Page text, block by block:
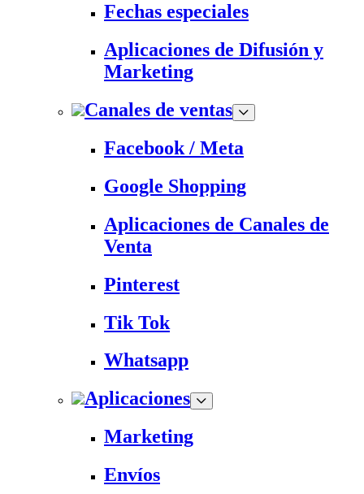
Fechas especiales
Aplicaciones de Difusión y
Marketing
Canales de ventas
Facebook / Meta
Google Shopping
Aplicaciones de Canales de
Venta
Pinterest
Tik Tok
Whatsapp
Aplicaciones
Marketing
Envíos